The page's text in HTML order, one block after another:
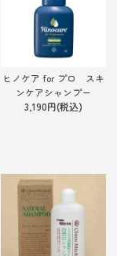
ヒノケア for プロ スキ
ンケアシャンプー
3,190円(税込)